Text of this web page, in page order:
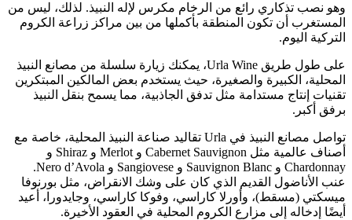
وهو نصب تذكاري رائع من الرخام مكرس لإله النبيذ. لذلك، ليس من
المستغرب أن تكون المنطقة بأكملها من بين مراكز زراعة الكروم
التركية اليوم.
على طول طريق Urla Wine، يمكنك زيارة سلسلة من مصانع النبيذ
المحلية، الكبيرة والصغيرة، حيث يستخدم بعض المالكين المبتكرين
تقنيات إنتاج مستدامة مثل تدفق الجاذبية، مما يسمح بنقل النبيذ
برفق أكبر.
تواصل مصانع النبيذ في Urla تقاليد صناعة النبيذ المحلية، خاصة مع
أصناف عالمية مثل Cabernet Sauvignon و Merlot و Shiraz و
Chardonnay و Sauvignon Blanc و Sangiovese و Nero d’Avola.
عنب الأناضول القديم الذي كان على وشك الانقراض، مثل بورنوفا
ميسكتي (مسقط)، وأورلا كاراسي، وفوكا كاراسي، وجايدورا، أعيد
أيضًا إدخاله إلى مزارع الكروم المحلية في العقود الأخيرة.